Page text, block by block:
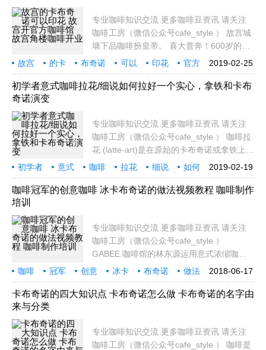
专业咖啡知识交流 更多咖啡豆资讯 请关注
咖啡工房（微信公众号cafe_style ） 故宫城
墙下品咖啡扮皇帝。 喜大普奔！600岁的网
红故宫开始卖咖啡啦！ 2019-01-25 由 舌尖
上的四九城儿 ... 卡布奇诺 . 这一杯可不是一
般的 卡布奇诺 . 这可是有皇家随机slogan的
2019-02-25
故宫 的卡 布奇诺 可以 印花
官方
咖啡馆
角楼 咖啡 开
初学者意式咖啡拉花/细说如何拉好一个实心，拿铁和卡布
奇诺演变
专业咖啡知识交流 更多咖啡豆资讯 请关注
咖啡工房（微信公众号cafe_style ） 咖啡拉
花 (latte-art)是在原始的卡布奇诺或拿铁上做
出的变化。 关于 咖啡拉花 的起源，其实一
直都没有十分明确的文献，只知道当时在欧
美国家， 咖啡拉花 都是在咖啡表演时，所
2019-02-19
初学者 意式 咖啡 拉花 细说
如何
好一个
实心 拿铁 卡
咖啡冠军的创意咖啡 冰卡布奇诺的做法视频教程 咖啡制作
培训
专业咖啡知识交流 更多咖啡豆资讯 请关注
咖啡工房（微信公众号cafe_style ）
GABEE.咖啡馆的林东源运用意式浓缩咖啡
（espresso）传授三帖创意咖啡。 使用小技
巧，让咖啡和牛奶黑白分明，摇一摇杯子，
你将看到咖啡在牛奶上跳舞。 材料：意式浓
2018-06-17
咖啡 冠军 创意 冰卡 布奇诺
做法
视频
教程 制作 培训
卡布奇诺的四大知识点 卡布奇诺怎么做 卡布奇诺的名字由
来与分类
专业咖啡知识交流 更多咖啡豆资讯 请关注
咖啡工房（微信公众号cafe_style ） 咖啡是